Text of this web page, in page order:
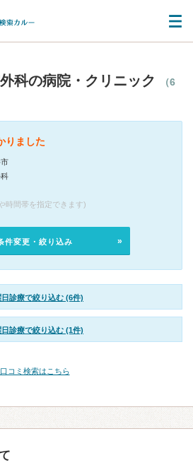
科の病院・クリニック
（6
りました
時間帯を指定できます)
件変更・絞り込み
日診療で絞り込む (6件)
日診療で絞り込む (1件)
口コミ検索はこちら